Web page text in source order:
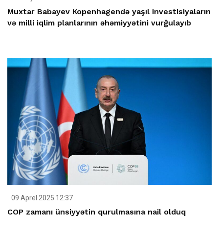
Muxtar Babayev Kopenhagendə yaşıl investisiyaların
və milli iqlim planlarının əhəmiyyətini vurğulayıb
09 Aprel 2025 12:37
COP zamanı ünsiyyətin qurulmasına nail olduq